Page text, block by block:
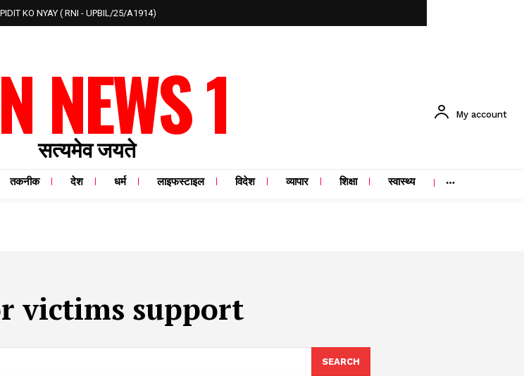
KO NYAY ( RNI - UPBIL/25/A1914)
NEWS 1
सत्यमेव जयते
My account
तकनीक देश धर्म लाइफस्टाइल विदेश व्यापार शिक्षा स्वास्थ्य
victims support
SEARCH